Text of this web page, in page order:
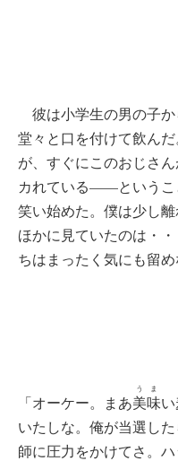
彼は小学生の男の子か
堂々と口を付けて飲ん
が、すぐにこのおじさ
カれている——というこ
笑い始めた。僕は少し
ほかに見ていたのは・
ちはまったく気にも留め
「オーケー。まあ美味
うま
いたしな。俺が当選し
師に圧力をかけてさ。